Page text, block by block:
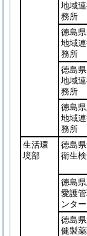
地域
務所
徳島
地域
務所
徳島
地域
務所
徳島
地域
務所
生活環
境部
徳島
衛生
徳島
愛護
ンター
徳島
健製